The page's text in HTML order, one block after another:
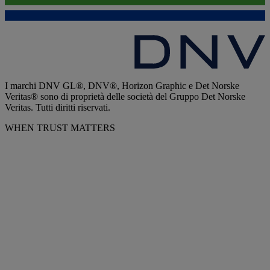
I marchi DNV GL®, DNV®, Horizon Graphic e Det Norske
Veritas® sono di proprietà delle società del Gruppo Det Norske
Veritas. Tutti diritti riservati.
WHEN TRUST MATTERS